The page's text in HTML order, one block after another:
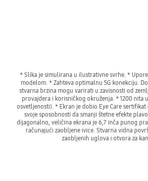
* Slika je simulirana u ilustrativne svrhe. *
modelom. * Zahteva optimalnu 5G konekciju.
stvarna brzina mogu varirati u zavisnosti od
provajdera i korisničkog okruženja. * 1200 nita
osvetljenosti). * Ekran je dobio Eye Care sertifikat
svoje sposobnosti da smanji štetne efekte
dijagonalno, veličina ekrana je 6,7 inča punog
računajući zaobljene ivice. Stvarna vidna
zaobljenih uglova i otvora za